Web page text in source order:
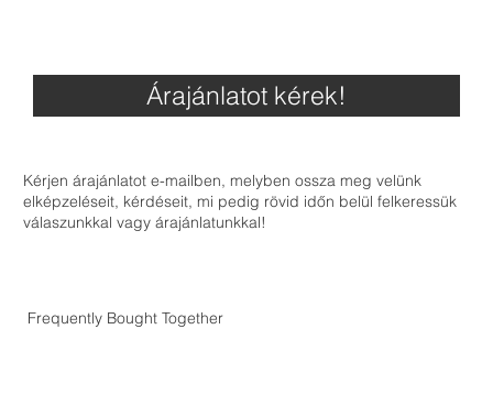
Árajánlatot kérek!
Kérjen árajánlatot e-mailben, melyben ossza meg velünk
elképzeléseit, kérdéseit, mi pedig rövid időn belül felkeressük
válaszunkkal vagy árajánlatunkkal!
Frequently Bought Together